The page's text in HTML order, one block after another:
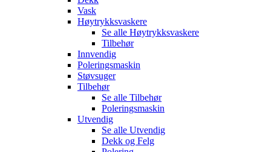
Vask
Høytrykksvaskere
Se alle Høytrykksvaskere
Tilbehør
Innvendig
Poleringsmaskin
Støvsuger
Tilbehør
Se alle Tilbehør
Poleringsmaskin
Utvendig
Se alle Utvendig
Dekk og Felg